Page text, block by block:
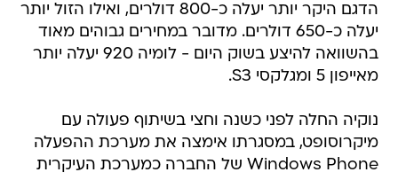
הדגם היקר יותר יעלה כ-800 דולרים, ואילו הזול יותר
יעלה כ-650 דולרים. מדובר במחירים גבוהים מאוד
בהשוואה להיצע בשוק היום - לומיה 920 יעלה יותר
מאייפון 5 ומגלקסי S3.
נוקיה החלה לפני כשנה וחצי בשיתוף פעולה עם
מיקרוסופט, במסגרתו אימצה את מערכת ההפעלה
Windows Phone של החברה כמערכת העיקרית